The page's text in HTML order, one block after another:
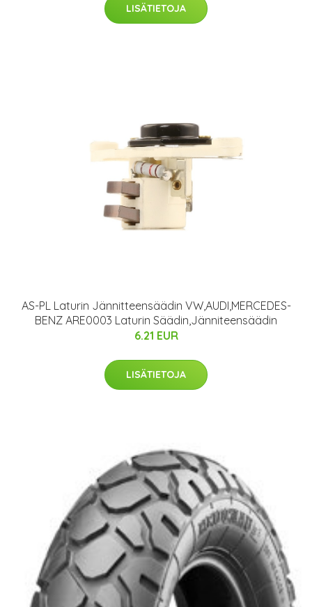
LISÄTIETOJA
AS-PL Laturin Jännitteensäädin VW,AUDI,MERCEDES-
BENZ ARE0003 Laturin Säädin,Jänniteensäädin
6.21 EUR
LISÄTIETOJA